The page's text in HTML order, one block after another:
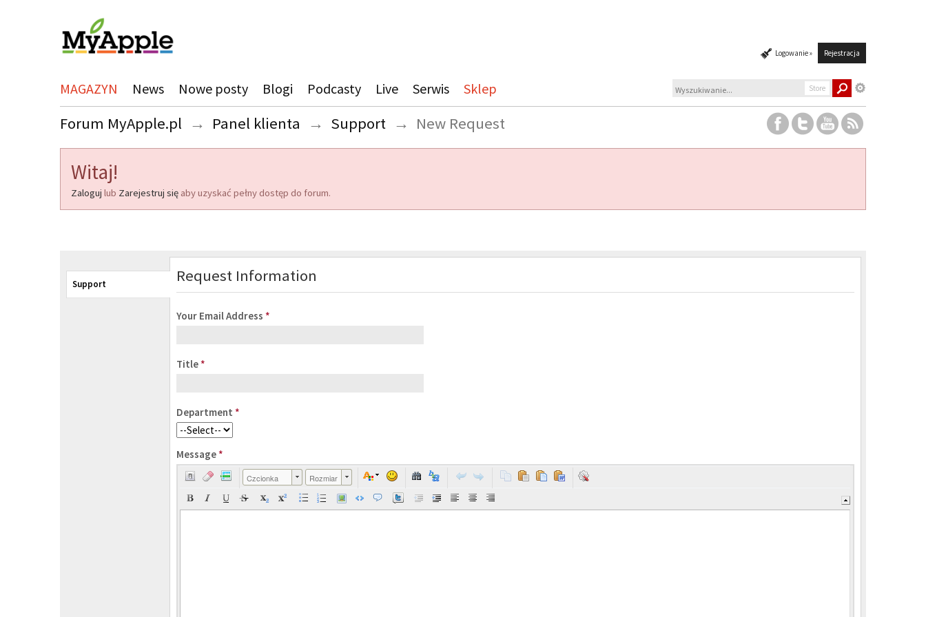
Logowanie » Rejestracja
MAGAZYN News Nowe posty Blogi Podcasty Live Serwis Sklep Store
Forum MyApple.pl → Panel klienta → Support → New Request
Witaj!
Zaloguj lub Zarejestruj się aby uzyskać pełny dostęp do forum.
Support Request Information
Your Email Address *
Title *
Department *
Message *
Czcionka Rozmiar